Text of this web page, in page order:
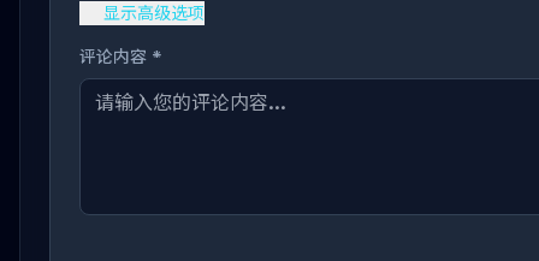
显示高级选项
评论内容 *